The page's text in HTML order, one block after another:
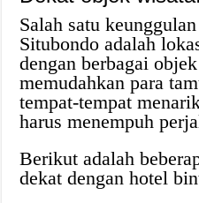
Salah satu
Situbondo adalah
dengan berbagai
memudahkan para
tempat-tempat
harus menempuh
Berikut adalah
dekat dengan hotel